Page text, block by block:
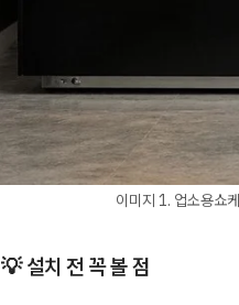
이미지 1. 업소용쇼
💡 설치 전 꼭 볼 점